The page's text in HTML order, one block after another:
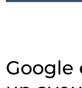
Google